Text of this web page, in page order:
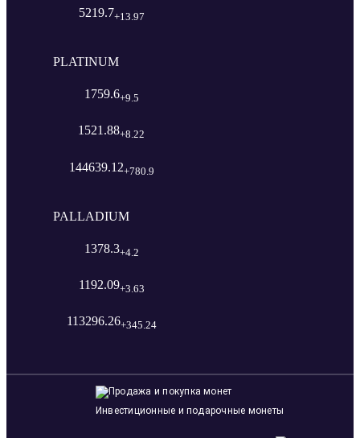
5219.7+13.97
PLATINUM
1759.6+9.5
1521.88+8.22
144639.12+780.9
PALLADIUM
1378.3+4.2
1192.09+3.63
113296.26+345.24
Инвестиционные и подарочные монеты